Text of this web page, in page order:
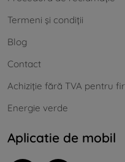
Termeni și condiții
Blog
Contact
Achiziție fără TVA pentru
Energie verde
Aplicatie de mobil